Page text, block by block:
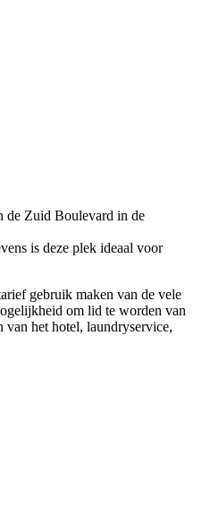
de Zuid Boulevard in de
is deze plek ideaal voor
gebruik maken van de vele
om lid te worden van
het hotel, laundryservice,